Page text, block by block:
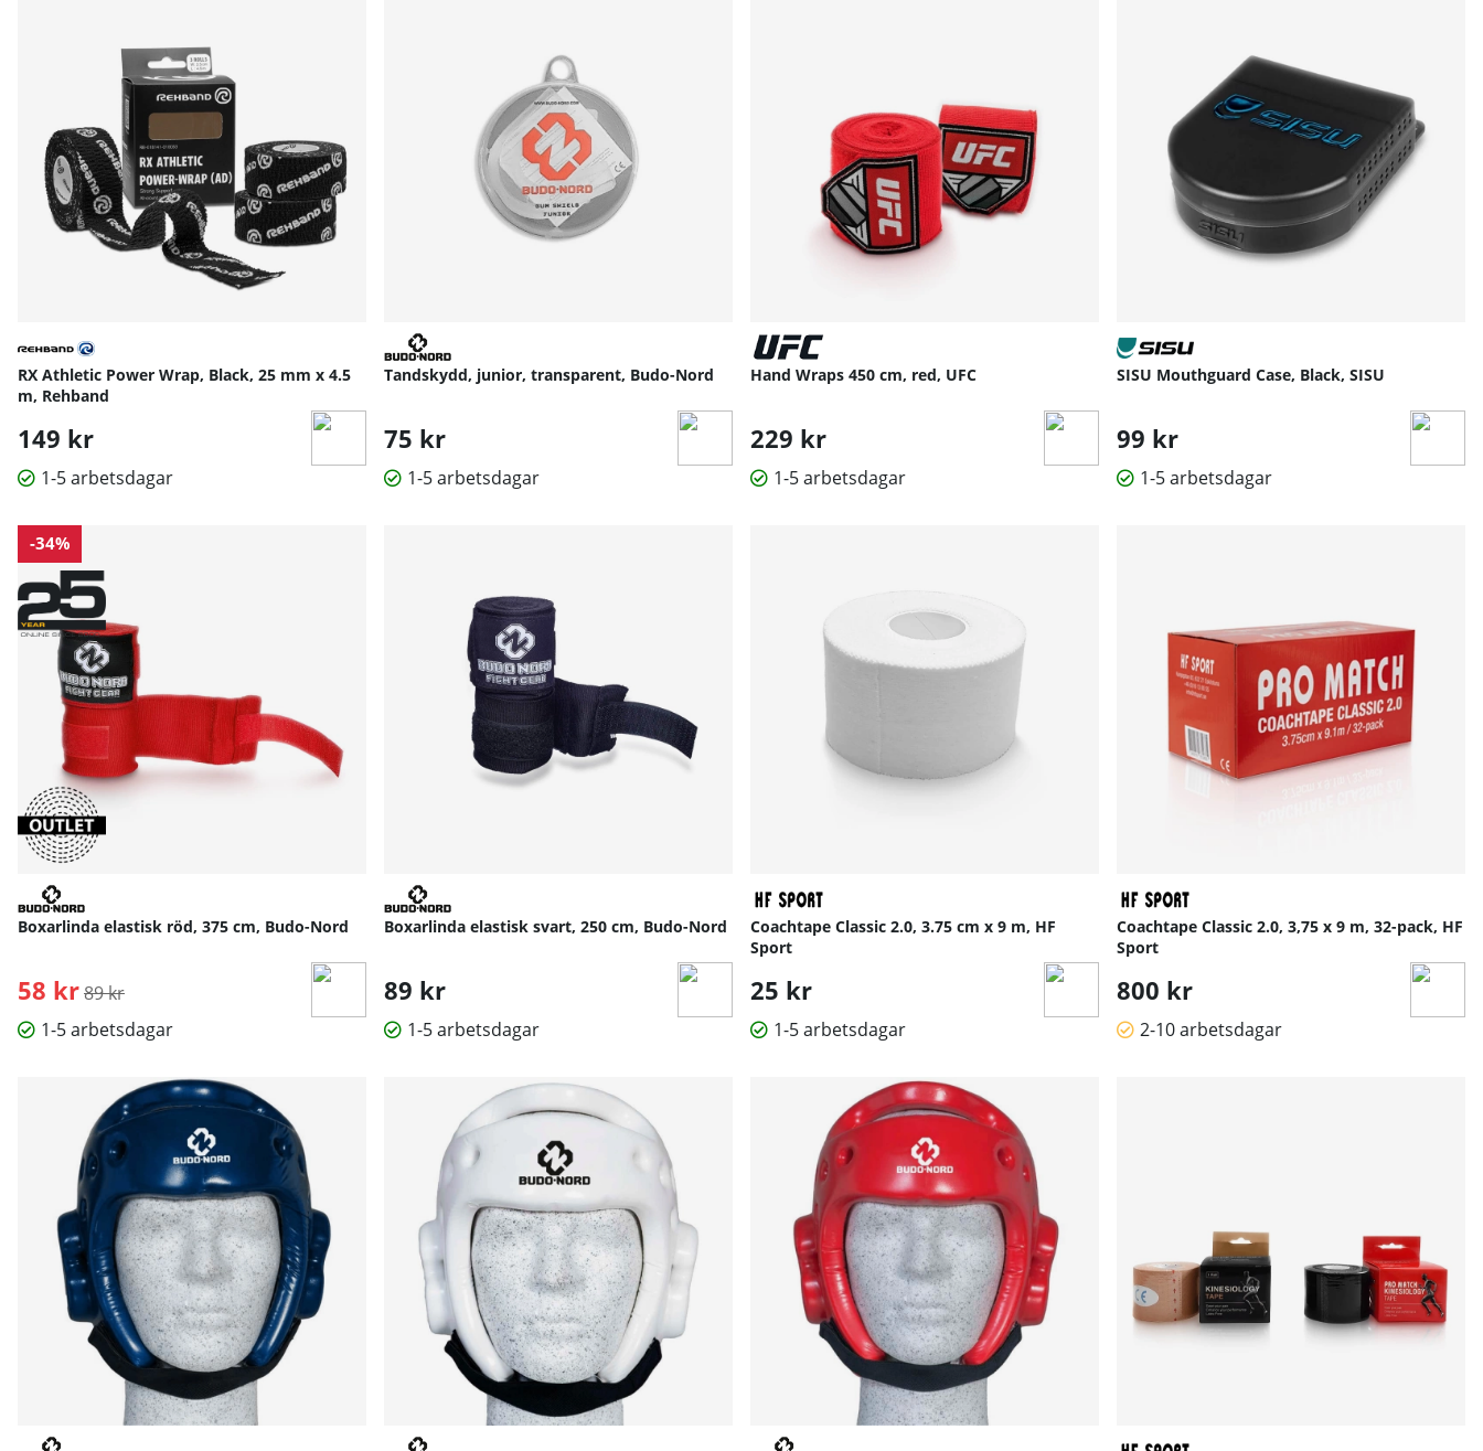
RX Athletic Power Wrap, Black, 25 mm x 4.5
m, Rehband
149 kr
1-5 arbetsdagar
Tandskydd, junior, transparent, Budo-Nord
75 kr
1-5 arbetsdagar
Hand Wraps 450 cm, red, UFC
229 kr
1-5 arbetsdagar
SISU Mouthguard Case, Black, SISU
99 kr
1-5 arbetsdagar
-34%
Boxarlinda elastisk röd, 375 cm, Budo-Nord
58 kr Ordinarie pris:
89 kr
1-5 arbetsdagar
Boxarlinda elastisk svart, 250 cm, Budo-Nord
89 kr
1-5 arbetsdagar
Coachtape Classic 2.0, 3.75 cm x 9 m, HF
Sport
25 kr
1-5 arbetsdagar
Coachtape Classic 2.0, 3,75 x 9 m, 32-pack, HF
Sport
800 kr
2-10 arbetsdagar